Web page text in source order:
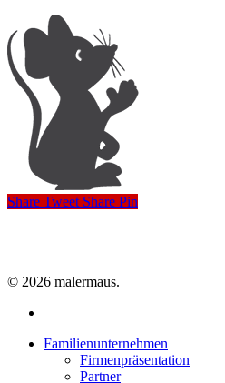
Share Tweet Share Pin
© 2026 malermaus.
Close
Familienunternehmen
Firmenpräsentation
Partner